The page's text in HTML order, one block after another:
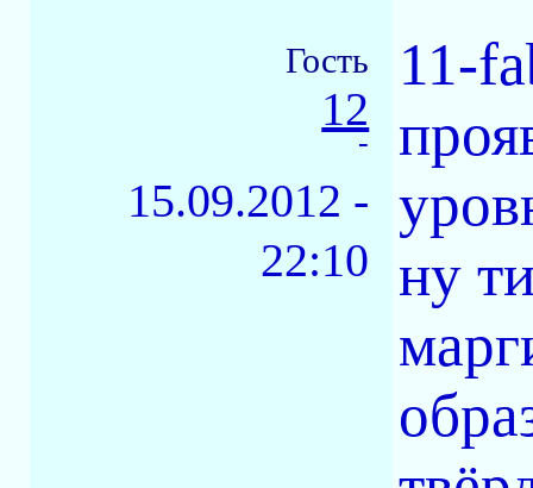
Гость
12
-
15.09.2012 -
22:10
11-
ну